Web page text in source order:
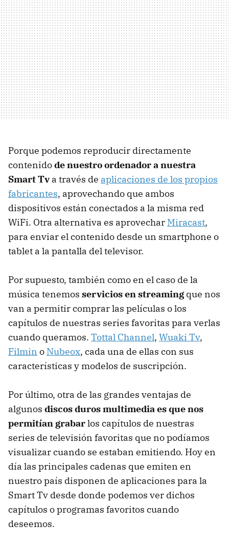
Porque podemos reproducir directamente
contenidode nuestro ordenador a nuestra
Smart Tv a través de aplicaciones de los propios
fabricantes, aprovechando que ambos
dispositivos están conectados a la misma red
WiFi. Otra alternativa es aprovechar Miracast,
para enviar el contenido desde un smartphone o
tablet a la pantalla del televisor.
Por supuesto, también como en el caso de la
música tenemos servicios en streamingque nos
van a permitir comprar las películas o los
capítulos de nuestras series favoritas para verlas
cuando queramos. Tottal Channel, Wuaki Tv,
Filmin o Nubeox, cada una de ellas con sus
características y modelos de suscripción.
Por último, otra de las grandes ventajas de
algunos discos duros multimedia es que nos
permitían grabarlos capítulos de nuestras
series de televisión favoritas que no podíamos
visualizar cuando se estaban emitiendo. Hoy en
día las principales cadenas que emiten en
nuestro país disponen de aplicaciones para la
Smart Tv desde donde podemos ver dichos
capítulos o programas favoritos cuando
deseemos.